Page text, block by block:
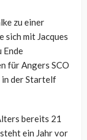
zu einer
sich mit Jacques
Ende
für Angers SCO
in der Startelf
bereits 21
ein Jahr vor